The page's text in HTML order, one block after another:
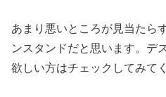
あまり悪いところが見当たら
ンスタンドだと思います。デ
欲しい方はチェックしてみて